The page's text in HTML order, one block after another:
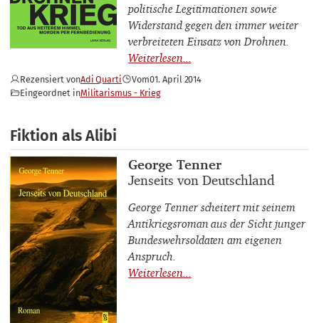
politische Legitimationen sowie
Widerstand gegen den immer weiter
verbreiteten Einsatz von Drohnen.
Rezensiert vonAdi Quarti Vom01. April 2014
Eingeordnet inMilitarismus - Krieg
Fiktion als Alibi
Buchautor_innen
George Tenner
Buchtitel
Jenseits von Deutschland
George Tenner scheitert mit seinem
Antikriegsroman aus der Sicht junger
Bundeswehrsoldaten am eigenen
Anspruch.